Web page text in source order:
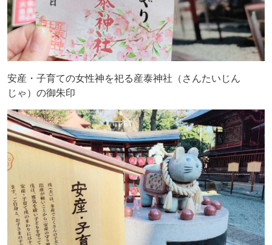
安産・子育ての女性神を祀る産泰神社（さんたいじん
じゃ）の御朱印